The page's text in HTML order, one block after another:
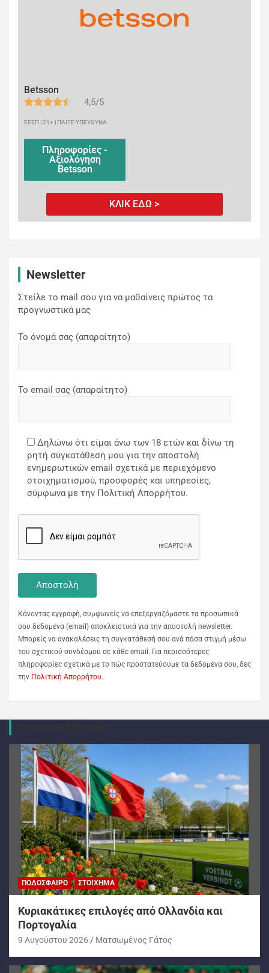
Betsson
4,5/5
ΕΕΕΠ | 21+ | ΠΑΙΞΕ ΥΠΕΥΘΥΝΑ
Πληροφορίες -
Αξιολόγηση
Betsson
ΚΛΙΚ ΕΔΩ >
Newsletter
Στείλε το mail σου για να μαθαίνεις πρώτος τα
προγνωστικά μας
Το όνομά σας (απαραίτητο)
Το email σας (απαραίτητο)
Δηλώνω ότι είμαι άνω των 18 ετών και δίνω τη
ρητή συγκατάθεσή μου για την αποστολή
ενημερωτικών email σχετικά με περιεχόμενο
στοιχηματισμού, προσφορές και υπηρεσίες,
σύμφωνα με την Πολιτική Απορρήτου.
Κάνοντας εγγραφή, συμφωνείς να επεξεργαζόμαστε τα προσωπικά
σου δεδομένα (email) αποκλειστικά για την αποστολή newsletter.
Μπορείς να ανακαλέσεις τη συγκατάθεσή σου ανά πάσα στιγμή μέσω
του σχετικού συνδέσμου σε κάθε email. Για περισσότερες
πληροφορίες σχετικά με το πώς προστατεύουμε τα δεδομένα σου, δες
την Πολιτική Απορρήτου.
ΠΟΔΌΣΦΑΙΡΟ ΣΤΟΊΧΗΜΑ
Kυριακάτικες επιλογές από Ολλανδία και
Πορτογαλία
9 Αυγούστου 2026 Ματσωμένος Γάτος